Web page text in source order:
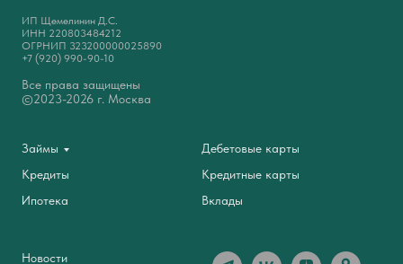
ИП Щемелинин Д.С.
ИНН 220803484212
ОГРНИП 323200000025890
+7 (920) 990-90-10
Все права защищены
©2023-2026 г. Москва
Займы
Кредиты
Ипотека
Дебетовые карты
Кредитные карты
Вклады
Новости